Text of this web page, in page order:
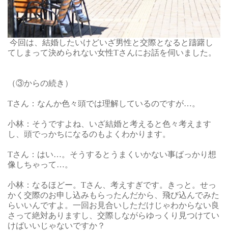
今回は、結婚したいけどいざ男性と交際となると躊躇し
てしまって決められない女性Tさんにお話を伺いました。
（③からの続き）
Tさん：なんか色々頭では理解しているのですが…。
小林：そうですよね、いざ結婚と考えると色々考えます
し、頭でっかちになるのもよくわかります。
Tさん：はい…。そうするとうまくいかない事ばっかり想
像しちゃって…。
小林：なるほどー。Tさん、考えすぎです。きっと。せっ
かく交際のお申し込みもらったんだから、飛び込んでみた
らいいんですよ。一回お見合いしただけじゃわからない良
さって絶対ありますし、交際しながらゆっくり見つけてい
けばいいじゃないですか？